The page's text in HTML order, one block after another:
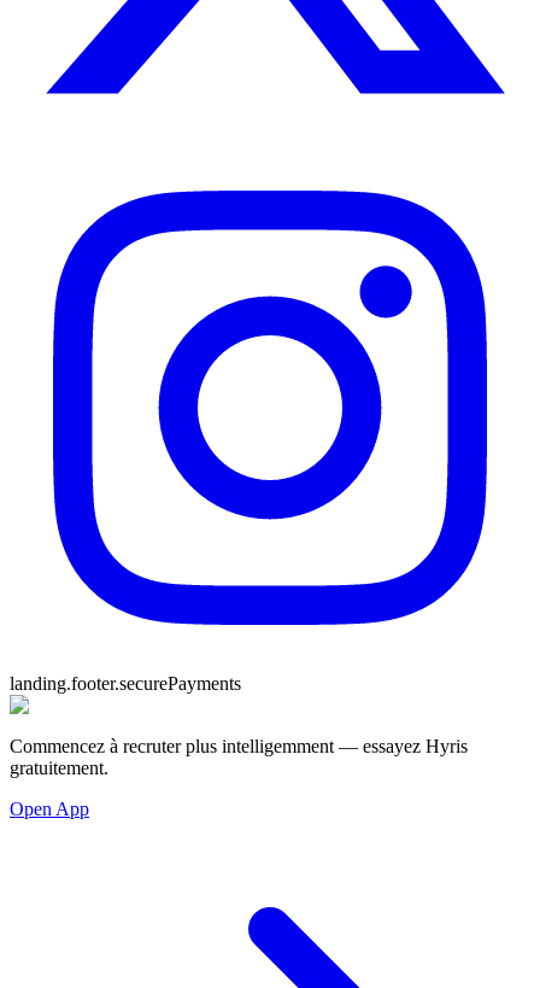
landing.footer.securePayments
Commencez à recruter plus intelligemment — essayez Hyris
gratuitement.
Open App